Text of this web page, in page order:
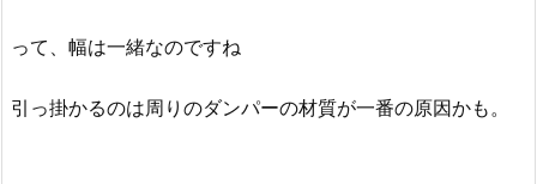
って、幅は一緒なのですね
引っ掛かるのは周りのダンパーの材質が一番の原因かも。